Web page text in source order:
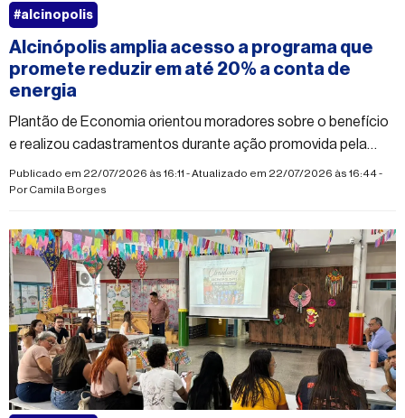
Alcinópolis amplia acesso a programa que
promete reduzir em até 20% a conta de
energia
Plantão de Economia orientou moradores sobre o benefício
e realizou cadastramentos durante ação promovida pela
Prefeitura em parceria com instituições
Publicado em 22/07/2026 às 16:11 - Atualizado em 22/07/2026 às 16:44 -
PorCamila Borges
#alcinopolis